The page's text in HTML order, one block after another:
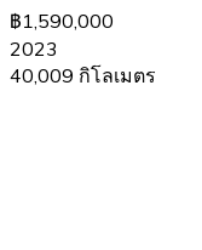
฿1,590,000
2023
40,009 กิโลเมตร